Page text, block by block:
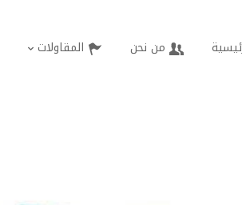
من نحن المقاولات